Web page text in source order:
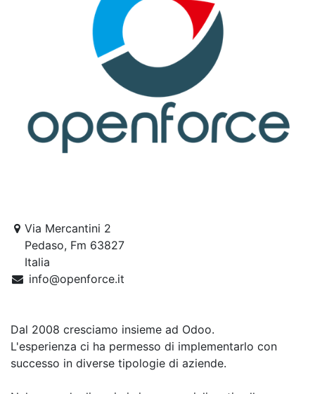
Via Mercantini 2
Pedaso, Fm 63827
Italia
info@openforce.it
Dal 2008 cresciamo insieme ad Odoo.
L'esperienza ci ha permesso di implementarlo con
successo in diverse tipologie di aziende.